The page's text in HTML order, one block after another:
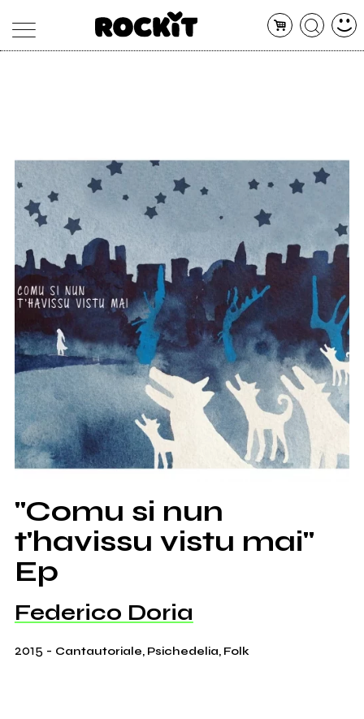
ARTISTI
SHOP
RADIO
"Comu si nun
t'havissu vistu mai"
Ep
Federico Doria
2015- Cantautoriale, Psichedelia, Folk